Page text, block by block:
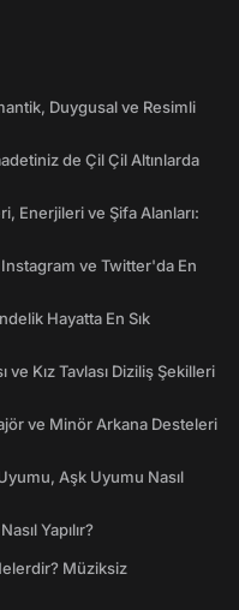
Duygusal ve Resimli
de Çil Çil Altınlarda
Enerjileri ve Şifa Alanları:
ve Twitter'da En
Hayatta En Sık
ve Kız Tavlası Diziliş Şekilleri
ve Minör Arkana Desteleri
Aşk Uyumu Nasıl
Yapılır?
Müziksiz